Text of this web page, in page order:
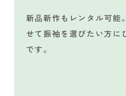
新品新作もレンタル可能
せて振袖を選びたい方に
です。